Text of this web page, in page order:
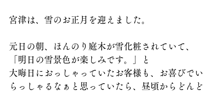
宮津は、雪のお正月を迎えました。
元日の朝、ほんのり庭木が雪化粧されていて、
「明日の雪景色が楽しみです。」と
大晦日におっしゃっていたお客様も、お喜びでい
らっしゃるなぁと思っていたら、昼頃からどんど